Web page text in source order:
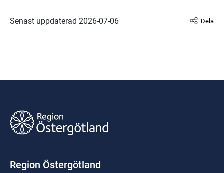
Senast uppdaterad 2026-07-06 Dela
Region Östergötland